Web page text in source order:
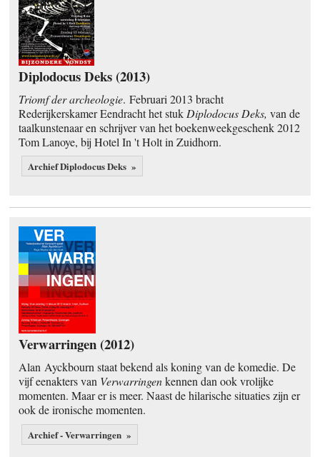
Diplodocus Deks (2013)
Triomf der archeologie. Februari 2013 bracht
Rederijkerskamer Eendracht het stuk Diplodocus Deks, van de
taalkunstenaar en schrijver van het boekenweekgeschenk 2012
Tom Lanoye, bij Hotel In 't Holt in Zuidhorn.
Archief Diplodocus Deks »
Verwarringen (2012)
Alan Ayckbourn staat bekend als koning van de komedie. De
vijf eenakters van Verwarringenkennen dan ook vrolijke
momenten. Maar er is meer. Naast de hilarische situaties zijn er
ook de ironische momenten.
Archief - Verwarringen »